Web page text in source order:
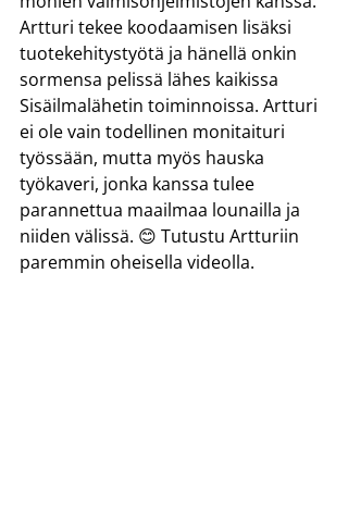
Artturi tekee koodaamisen lisäksi
tuotekehitystyötä ja hänellä onkin
sormensa pelissä lähes kaikissa
Sisäilmalähetin toiminnoissa. Artturi
ei ole vain todellinen monitaituri
työssään, mutta myös hauska
työkaveri, jonka kanssa tulee
parannettua maailmaa lounailla ja
niiden välissä. 😊 Tutustu Artturiin
paremmin oheisella videolla.